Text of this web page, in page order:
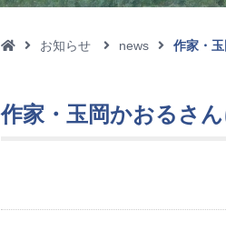
 お知らせ news 作家・
作家・玉岡かおるさ